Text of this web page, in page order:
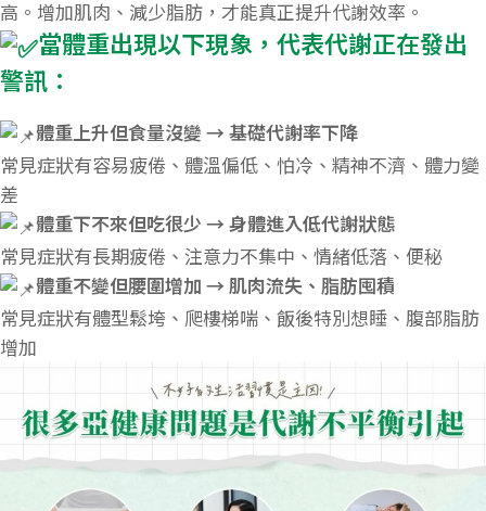
高。增加肌肉、減少脂肪，才能真正提升代謝效率。
當體重出現以下現象，代表代謝正在發出
警訊：
體重上升但食量沒變 → 基礎代謝率下降
常見症狀有容易疲倦、體溫偏低、怕冷、精神不濟、體力變
差
體重下不來但吃很少 → 身體進入低代謝狀態
常見症狀有長期疲倦、注意力不集中、情緒低落、便秘
體重不變但腰圍增加 → 肌肉流失、脂肪囤積
常見症狀有體型鬆垮、爬樓梯喘、飯後特別想睡、腹部脂肪
增加